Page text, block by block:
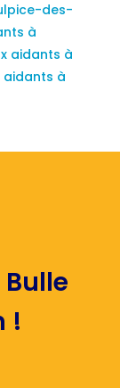
des-
à
aidants à
aidants à
!